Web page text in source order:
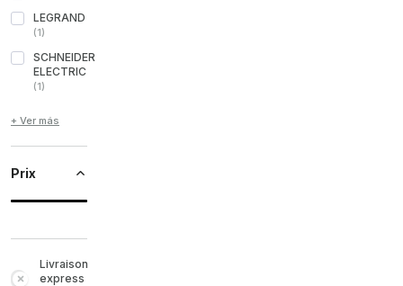
LEGRAND
(1)
SCHNEIDER
ELECTRIC
(1)
+ Ver más
Prix
Livraison
express